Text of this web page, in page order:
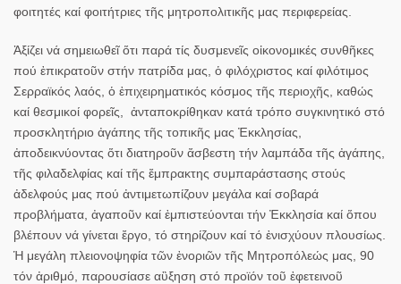
φοιτητές καί φοιτήτριες τῆς μητροπολιτικῆς μας περιφερείας.
Ἀξίζει νά σημειωθεῖ ὅτι παρά τίς δυσμενεῖς οἰκονομικές συνθῆκες
πού ἐπικρατοῦν στήν πατρίδα μας, ὁ φιλόχριστος καί φιλότιμος
Σερραϊ­κός λαός, ὁ ἐπιχειρηματικός κόσμος τῆς περιοχῆς, καθώς
καί θεσμικοί φορεῖς, ἀνταποκρίθηκαν κατά τρόπο συγκινητικό στό
προσκλητή­ριο ἀγά­πης τῆς τοπικῆς μας Ἐκκλησίας,
ἀποδεικνύοντας ὅτι διατηροῦν ἄσβεστη τήν λαμπάδα τῆς ἀγάπης,
τῆς φιλαδελφίας καί τῆς ἔμπρακτης συμπαράστασης στούς
ἀδελφούς μας πού ἀντιμετωπίζουν μεγάλα καί σοβαρά
προβλήματα, ἀγαποῦν καί ἐμπιστεύονται τήν Ἐκκλησία καί ὅπου
βλέπουν νά γίνεται ἔργο, τό στηρίζουν καί τό ἐνισχύουν πλουσίως.
Ἡ μεγάλη πλειονοψηφία τῶν ἐνοριῶν τῆς Μητροπόλεώς μας, 90
τόν ἀριθμό, παρουσίασε αὒξηση στό προϊόν τοῦ ἐφετεινοῦ